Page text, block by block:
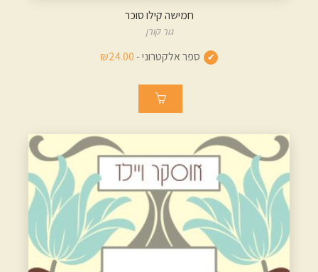
חמישה קילו סוכר
גור קורן
ספר אלקטרוני -₪24.00